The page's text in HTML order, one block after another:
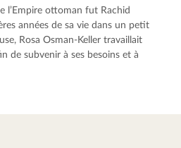
l’Empire ottoman fut Rachid
années de sa vie dans un petit
Rosa Osman-Keller travaillait
de subvenir à ses besoins et à